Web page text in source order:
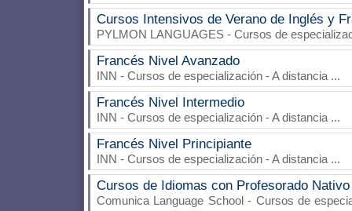
Cursos Intensivos de Verano de Inglés y
PYLMON LANGUAGES - Cursos de
Francés Nivel Avanzado
INN - Cursos de especialización - A distancia ...
Francés Nivel Intermedio
INN - Cursos de especialización - A distancia ...
Francés Nivel Principiante
INN - Cursos de especialización - A distancia ...
Cursos de Idiomas con Profesorado Nativo
Comunica Language School- Cursos de